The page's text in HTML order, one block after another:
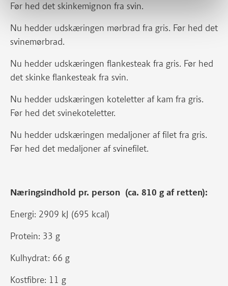
Før hed det skinkemignon fra svin.
Nu hedder udskæringen mørbrad fra gris. Før hed det
svinemørbrad.
Nu hedder udskæringen flankesteak fra gris. Før hed
det skinke flankesteak fra svin.
Nu hedder udskæringen koteletter af kam fra gris.
Før hed det svinekoteletter.
Nu hedder udskæringen medaljoner af filet fra gris.
Før hed det medaljoner af svinefilet.
Næringsindhold pr. person (ca. 810 g af retten):
Energi: 2909 kJ (695 kcal)
Protein: 33 g
Kulhydrat: 66 g
Kostfibre: 11 g